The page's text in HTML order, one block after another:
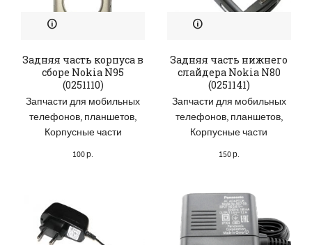
Задняя часть корпуса в
сборе Nokia N95
(0251110)
Запчасти для мобильных
телефонов, планшетов,
Корпусные части
100р.
Задняя часть нижнего
слайдера Nokia N80
(0251141)
Запчасти для мобильных
телефонов, планшетов,
Корпусные части
150р.